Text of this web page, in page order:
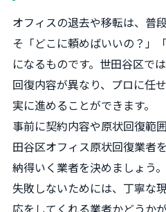
オフィスの退去や移転は、普
そ「どこに頼めばいいの？」
になるものです。世田谷区で
回復内容が異なり、プロに任
実に進めることができます。
事前に契約内容や原状回復範
田谷区オフィス原状回復業者
納得いく業者を決めましょう。
失敗しないためには、丁寧な
応をしてくれる業者かどうか